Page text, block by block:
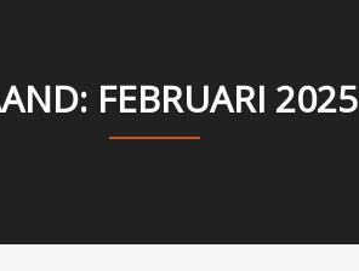
FEBRUARI 2025